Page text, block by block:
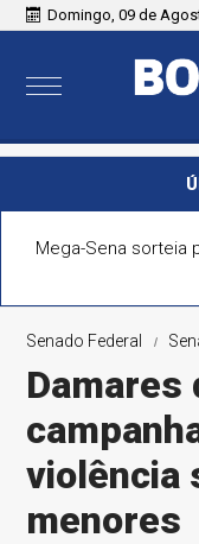
Domingo, 09 de
Mega-Sena sorteia
Senado Federal
Damares
violência
menores